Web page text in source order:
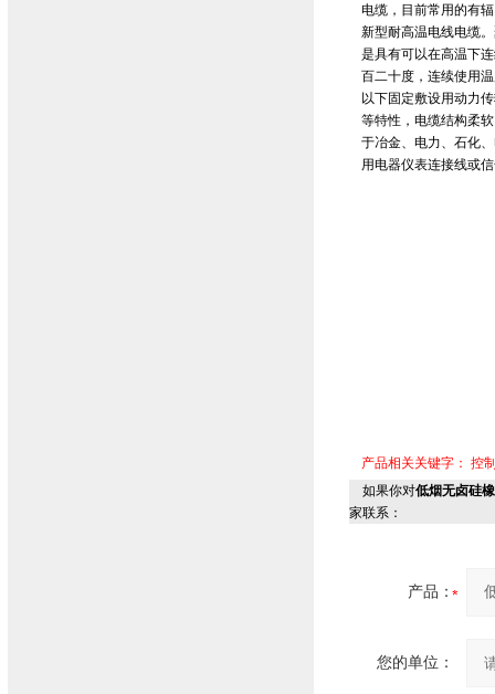
电缆，目前常用的有
新型耐高温电线电缆
是具有可以在高温下
百二十度，连续使用
以下固定敷设用动力
等特性，电缆结构柔
于冶金、电力、石化
用电器仪表连接线或
产品相关关键字： 控
如果你对低烟无卤硅
家联系：
产品：
您的单位：